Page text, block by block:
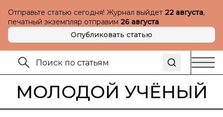
Отправьте статью сегодня! Журнал выйдет 22 августа,
печатный экземпляр отправим 26 августа
Опубликовать статью
МОЛОДОЙ УЧЁНЫЙ